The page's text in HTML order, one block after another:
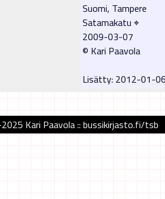
Suomi, Tampere
Satamakatu ⌖
2009-03-07
© Kari Paavola
Lisätty: 2012-01-
Kari Paavola :: bussikirjasto.fi/tsb